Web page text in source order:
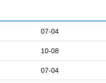
07-04
10-08
07-04